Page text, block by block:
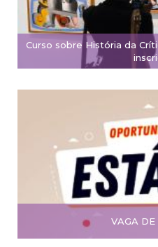
Curso sobre História da
VAGA DE